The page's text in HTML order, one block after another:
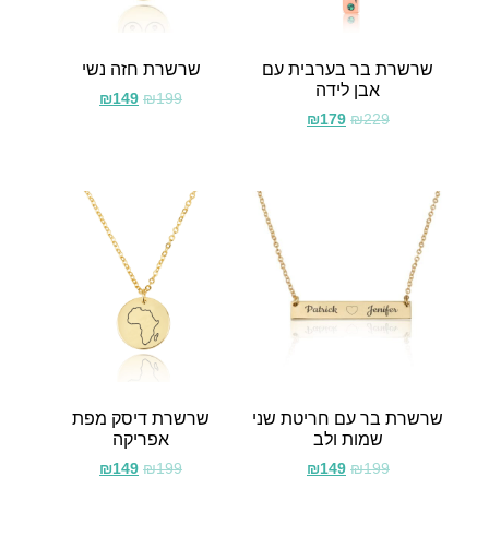
שרשרת בר בערבית עם
אבן לידה
₪229
₪179
שרשרת חזה נשי
₪199
₪149
שרשרת בר עם חריטת שני
שמות ולב
₪199
₪149
שרשרת דיסק מפת
אפריקה
₪199
₪149